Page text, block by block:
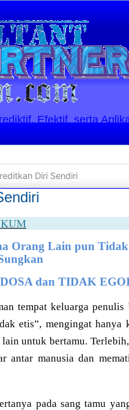
Efektif, serta
Diri Sendiri
Orang Lain pun
dan TIDAK
tempat keluarga penulis
etis”, mengingat hanya
untuk bertamu.
antar manusia dan
pada sang tamu